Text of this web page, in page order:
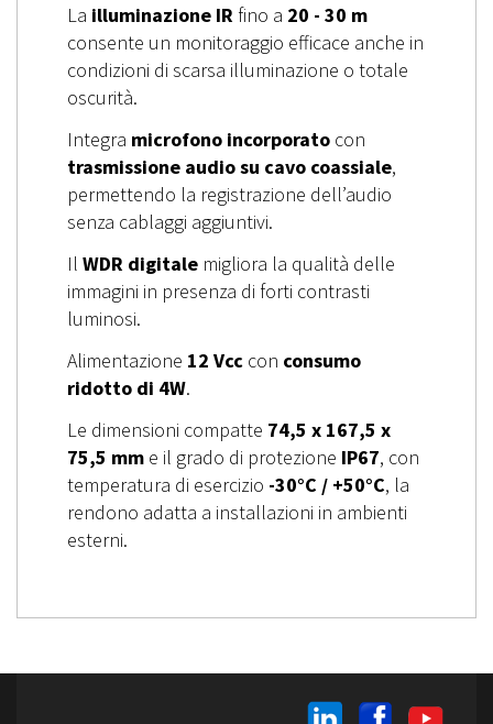
La illuminazione IR fino a 20 - 30 m
consente un monitoraggio efficace anche in
condizioni di scarsa illuminazione o totale
oscurità.
Integra microfono incorporato con
trasmissione audio su cavo coassiale,
permettendo la registrazione dell’audio
senza cablaggi aggiuntivi.
Il WDR digitale migliora la qualità delle
immagini in presenza di forti contrasti
luminosi.
Alimentazione 12 Vcc con consumo
ridotto di 4W.
Le dimensioni compatte 74,5 x 167,5 x
75,5 mm e il grado di protezione IP67, con
temperatura di esercizio -30°C / +50°C, la
rendono adatta a installazioni in ambienti
esterni.